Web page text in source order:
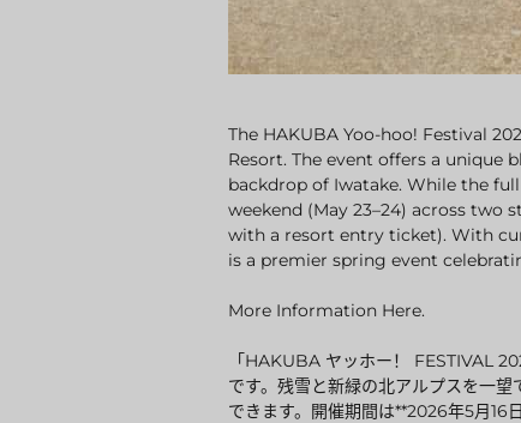
The HAKUBA Yoo-hoo! Festival
Resort. The event offers a unique
backdrop of Iwatake. While the
weekend (May 23–24) across two
with a resort entry ticket). With
is a premier spring event
More Information Here.
「HAKUBA ヤッホー！ FESTIVAL
です。残雪と新緑の北アルプスを一
できます。開催期間は**2026年5月16